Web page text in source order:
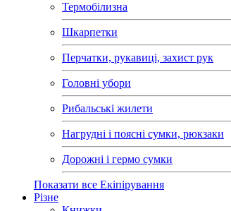
Термобілизна
Шкарпетки
Перчатки, рукавиці, захист рук
Головні убори
Рибальські жилети
Нагрудні і поясні сумки, рюкзаки
Дорожні і гермо сумки
Показати все Екіпірування
Різне